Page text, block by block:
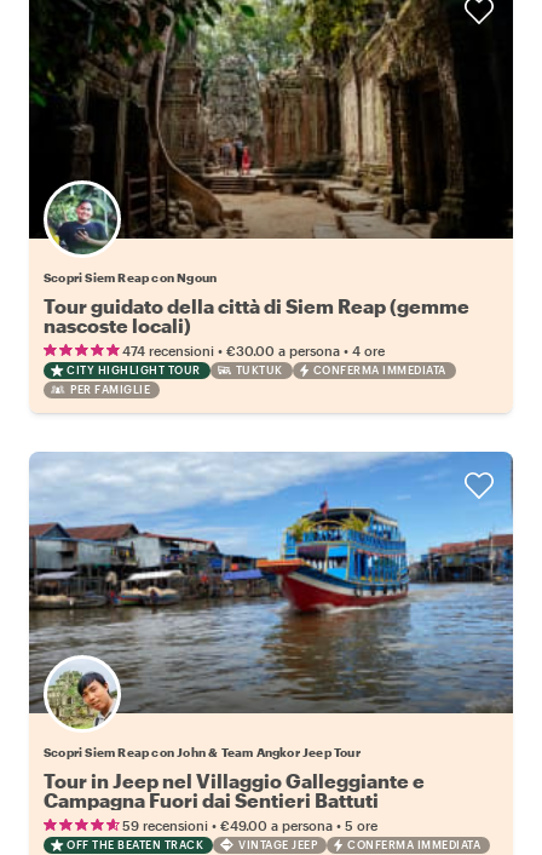
Scopri Siem Reap con Ngoun
Tour guidato della città di Siem Reap (gemme
nascoste locali)
474 recensioni • €30.00 a persona • 4 ore
CITY HIGHLIGHT TOUR TUKTUK
CONFERMA IMMEDIATA
PER FAMIGLIE
Scopri Siem Reap con John & Team Angkor Jeep Tour
Tour in Jeep nel Villaggio Galleggiante e
Campagna Fuori dai Sentieri Battuti
59 recensioni • €49.00 a persona • 5 ore
OFF THE BEATEN TRACK VINTAGE JEEP
CONFERMA IMMEDIATA